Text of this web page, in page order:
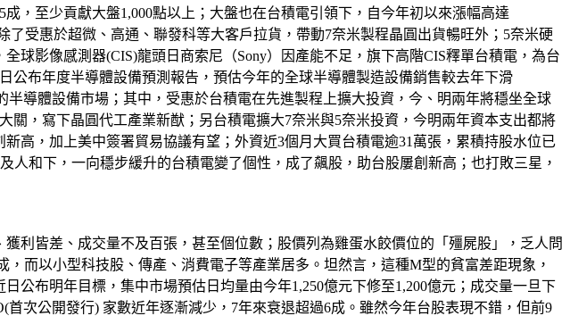
，至少貢獻大盤1,000點以上；大盤也在台積電引領下，自今年初以來漲幅高達
受惠於超微、高通、聯發科等大客戶拉貨，帶動7奈米製程晶圓出貨暢旺外；5奈米硬
球影像感測器(CIS)龍頭日商索尼（Sony）因產能不足，旗下高階CIS釋單台積電，為台
公布年度半導體設備預測報告，預估今年的全球半導體製造設備銷售較去年下滑
導體設備市場；其中，受惠於台積電在先進製程上擴大投資，今、明兩年將穩坐全球
，寫下晶圓代工產業新猷；另台積電擴大7奈米與5奈米投資，今明兩年資本支出都將
高，加上美中簽署貿易協議有望；外資近3個月大買台積電逾31萬張，累積持股水位已
和下，一向穩步緩升的台積電變了個性，成了飆股，助台股屢創新高；也打敗三星，
利皆差、成交量不及百張，甚至個位數；股價列為雞蛋水餃價位的「殭屍股」，乏人問
而以小型科技股、傳產、消費電子等產業居多。坦然言，這種M型的貧富差距現象，
公布明年目標，集中市場預估日均量由今年1,250億元下修至1,200億元；成交量一旦下
次公開發行) 家數近年逐漸減少，7年來衰退超過6成。雖然今年台股表現不錯，但前9